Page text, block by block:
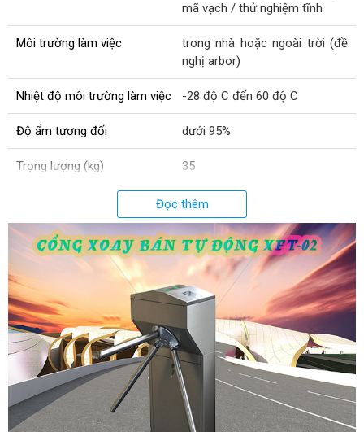
mã vạch / thử nghiệm tĩnh
Môi trường làm việc
trong nhà hoặc ngoài trời (đề
nghị arbor)
Nhiệt độ môi trường làm việc -28 độ C đến 60 độ C
Độ ẩm tương đối dưới 95%
Trọng lượng (kg) 35
Inox SUS304
Độ dày vật liệu (mm)
Tiêu chuẩn 1.2mm (Tùy chọn
thêm 1.5mm / 2.0mm)
Công suất motor (W) 60
Đọc thêm